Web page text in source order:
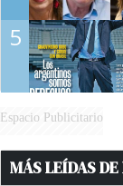
5
Espacio Publicitario
MÁS LEÍDAS DE